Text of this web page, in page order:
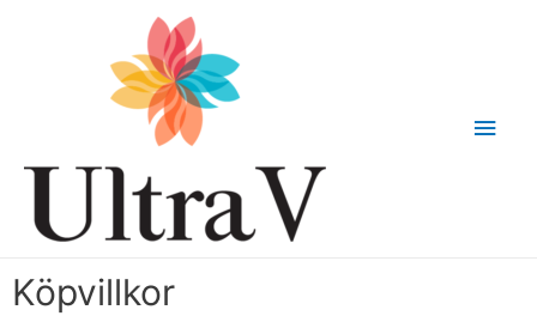
Köpvillkor